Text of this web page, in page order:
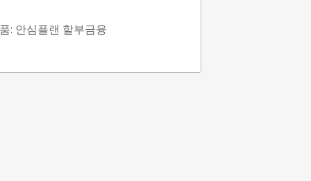
: 안심플랜 할부금융